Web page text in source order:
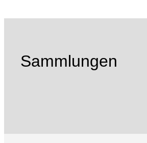
Behandlung.
Von 1945 bis 1950 befand sich im
Sammlungen